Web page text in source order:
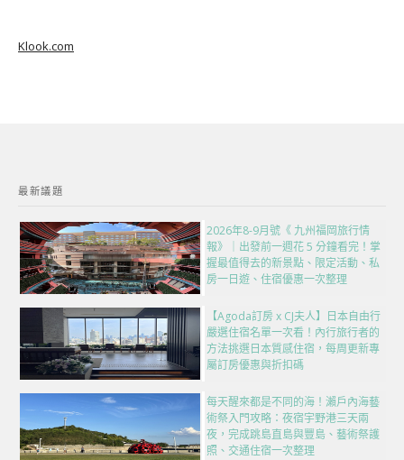
Klook.com
最新議題
2026年8-9月號《 九州福岡旅行情
報》｜出發前一週花 5 分鐘看完！掌
握最值得去的新景點、限定活動、私
房一日遊、住宿優惠一次整理
【Agoda訂房 x CJ夫人】日本自由行
嚴選住宿名單一次看！內行旅行者的
方法挑選日本質感住宿，每周更新專
屬訂房優惠與折扣碼
每天醒來都是不同的海！瀨戶內海藝
術祭入門攻略：夜宿宇野港三天兩
夜，完成跳島直島與豐島、藝術祭護
照、交通住宿一次整理